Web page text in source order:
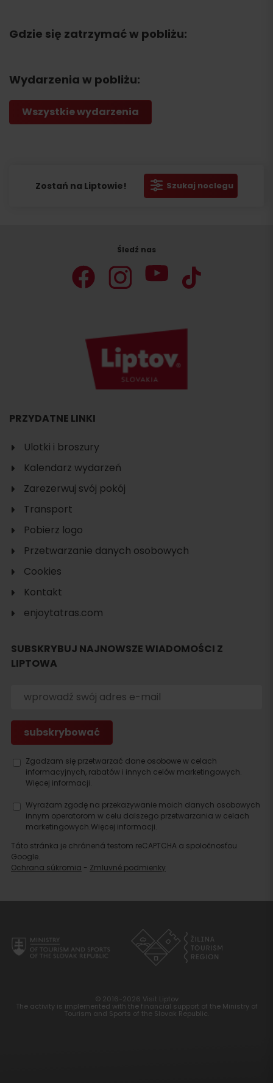
Gdzie się zatrzymać w pobliżu:
Wydarzenia w pobliżu:
Wszystkie wydarzenia
Zostań na Liptowie! Szukaj noclegu
Szukaj
noclegu
Śledź nas
PRZYDATNE LINKI
Ulotki i broszury
Kalendarz wydarzeń
Zarezerwuj svój pokój
Transport
Pobierz logo
Przetwarzanie danych osobowych
Cookies
Kontakt
enjoytatras.com
SUBSKRYBUJ NAJNOWSZE WIADOMOŚCI Z
LIPTOWA
Zgadzam się przetwarzać dane osobowe w celach
informacyjnych, rabatów i innych celów marketingowych.
Więcej informacji.
Wyrażam zgodę na przekazywanie moich danych osobowych
innym operatorom w celu dalszego przetwarzania w celach
marketingowych.Więcej informacji.
Táto stránka je chránená testom reCAPTCHA a spoločnosťou
Google.
Ochrana súkromia - Zmluvné podmienky
© 2016-2026 Visit Liptov
The activity is implemented with the financial support of the Ministry of
Tourism and Sports of the Slovak Republic.